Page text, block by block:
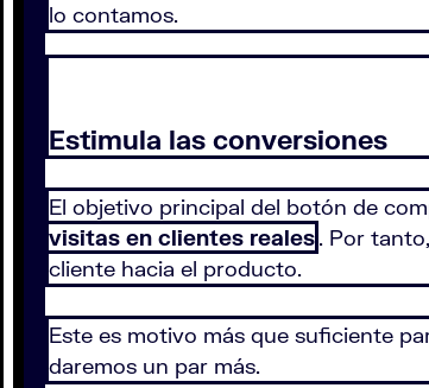
lo contamos.
Estimula las conversiones
El objetivo principal del botón de
visitas en clientes reales. Por
cliente hacia el producto.
Este es motivo más que suficiente
daremos un par más.